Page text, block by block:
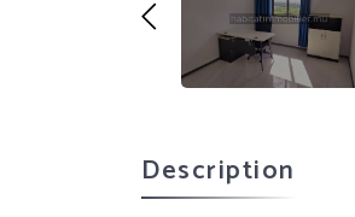
Description